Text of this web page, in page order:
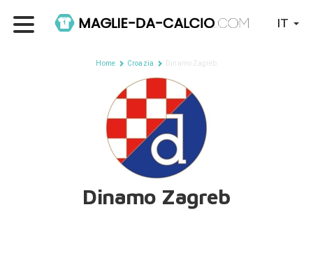
IT
Home Croazia Dinamo Zagreb
Dinamo Zagreb